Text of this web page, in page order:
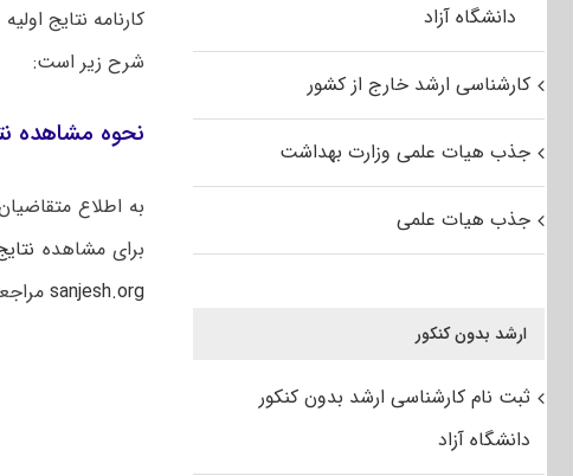
شرح زیر است:
نحوه مشاهده
برای مشاهده
sanjesh.org
دانشگاه آزاد
کارشناسی ارشد خارج از کشور
جذب هیات علمی وزارت بهداشت
جذب هیات علمی
ارشد بدون کنکور
ثبت نام کارشناسی ارشد بدون کنکور
دانشگاه آزاد